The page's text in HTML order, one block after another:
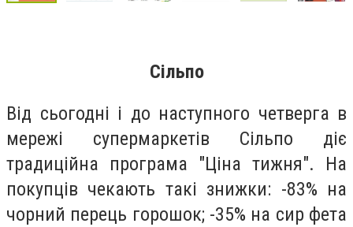
Сільпо
Від сьогодні і до наступного четверга в
мережі супермаркетів Сільпо діє
традиційна програма "Ціна тижня". На
покупців чекають такі знижки: -83% на
чорний перець горошок; -35% на сир фета